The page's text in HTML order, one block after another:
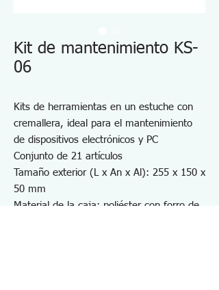
Kit de mantenimiento KS-
06
Kits de herramientas en un estuche con
cremallera, ideal para el mantenimiento
de dispositivos electrónicos y PC
Conjunto de 21 artículos
Tamaño exterior (L x An x Al): 255 x 150 x
50 mm
Material de la caja: poliéster con forro de